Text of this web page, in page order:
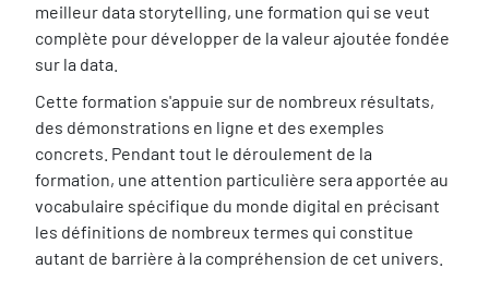
meilleur data storytelling, une formation qui se veut
complète pour développer de la valeur ajoutée fondée
sur la data.
Cette formation s'appuie sur de nombreux résultats,
des démonstrations en ligne et des exemples
concrets. Pendant tout le déroulement de la
formation, une attention particulière sera apportée au
vocabulaire spécifique du monde digital en précisant
les définitions de nombreux termes qui constitue
autant de barrière à la compréhension de cet univers.